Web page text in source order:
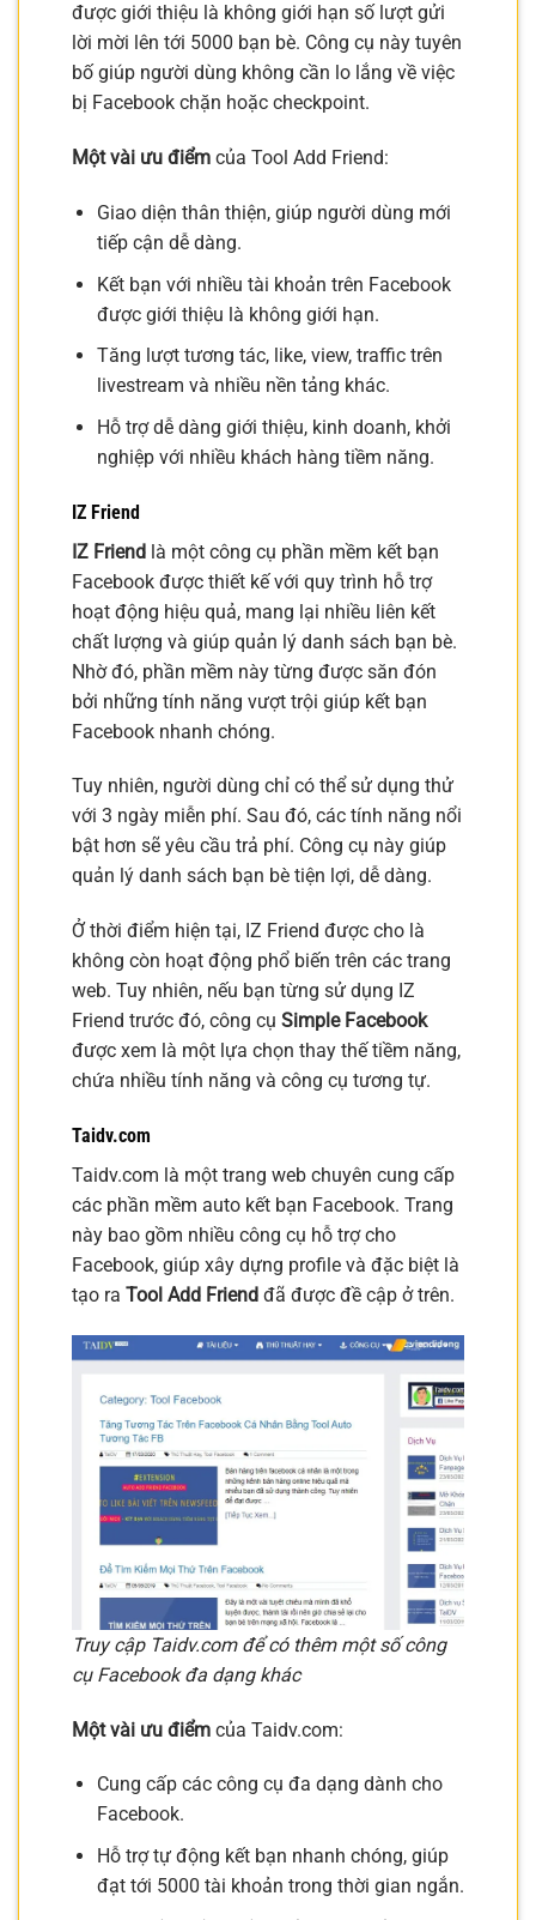
được giới thiệu là không giới hạn số lượt gửi
lời mời lên tới 5000 bạn bè. Công cụ này tuyên
bố giúp người dùng không cần lo lắng về việc
bị Facebook chặn hoặc checkpoint.
Một vài ưu điểm của Tool Add Friend:
Giao diện thân thiện, giúp người dùng mới
tiếp cận dễ dàng.
Kết bạn với nhiều tài khoản trên Facebook
được giới thiệu là không giới hạn.
Tăng lượt tương tác, like, view, traffic trên
livestream và nhiều nền tảng khác.
Hỗ trợ dễ dàng giới thiệu, kinh doanh, khởi
nghiệp với nhiều khách hàng tiềm năng.
IZ Friend
IZ Friend là một công cụ phần mềm kết bạn
Facebook được thiết kế với quy trình hỗ trợ
hoạt động hiệu quả, mang lại nhiều liên kết
chất lượng và giúp quản lý danh sách bạn bè.
Nhờ đó, phần mềm này từng được săn đón
bởi những tính năng vượt trội giúp kết bạn
Facebook nhanh chóng.
Tuy nhiên, người dùng chỉ có thể sử dụng thử
với 3 ngày miễn phí. Sau đó, các tính năng nổi
bật hơn sẽ yêu cầu trả phí. Công cụ này giúp
quản lý danh sách bạn bè tiện lợi, dễ dàng.
Ở thời điểm hiện tại, IZ Friend được cho là
không còn hoạt động phổ biến trên các trang
web. Tuy nhiên, nếu bạn từng sử dụng IZ
Friend trước đó, công cụ Simple Facebook
được xem là một lựa chọn thay thế tiềm năng,
chứa nhiều tính năng và công cụ tương tự.
Taidv.com
Taidv.com là một trang web chuyên cung cấp
các phần mềm auto kết bạn Facebook. Trang
này bao gồm nhiều công cụ hỗ trợ cho
Facebook, giúp xây dựng profile và đặc biệt là
tạo ra Tool Add Friend đã được đề cập ở trên.
Truy cập Taidv.com để có thêm một số công
cụ Facebook đa dạng khác
Một vài ưu điểm của Taidv.com:
Cung cấp các công cụ đa dạng dành cho
Facebook.
Hỗ trợ tự động kết bạn nhanh chóng, giúp
đạt tới 5000 tài khoản trong thời gian ngắn.